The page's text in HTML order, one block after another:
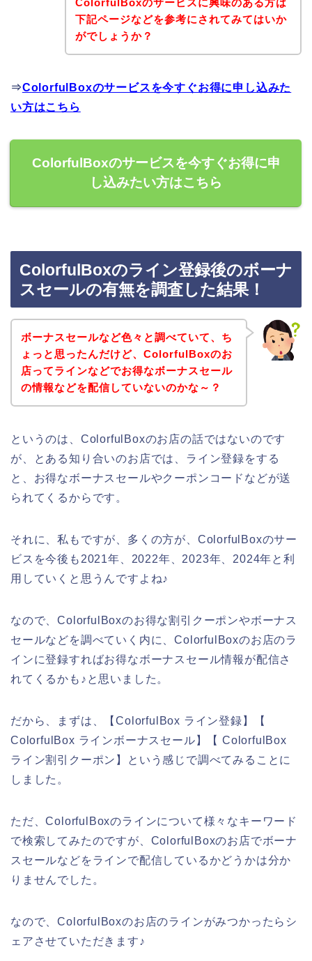
ColorfulBoxのサービスに興味のある方は
下記ページなどを参考にされてみてはいか
がでしょうか？
⇒ColorfulBoxのサービスを今すぐお得に申し込みた
い方はこちら
ColorfulBoxのサービスを今すぐお得に申
し込みたい方はこちら
ColorfulBoxのライン登録後のボーナ
スセールの有無を調査した結果！
ボーナスセールなど色々と調べていて、ち
ょっと思ったんだけど、ColorfulBoxのお
店ってラインなどでお得なボーナスセール
の情報などを配信していないのかな～？
というのは、ColorfulBoxのお店の話ではないのです
が、とある知り合いのお店では、ライン登録をする
と、お得なボーナスセールやクーポンコードなどが送
られてくるからです。
それに、私もですが、多くの方が、ColorfulBoxのサー
ビスを今後も2021年、2022年、2023年、2024年と利
用していくと思うんですよね♪
なので、ColorfulBoxのお得な割引クーポンやボーナス
セールなどを調べていく内に、ColorfulBoxのお店のラ
インに登録すればお得なボーナスセール情報が配信さ
れてくるかも♪と思いました。
だから、まずは、【ColorfulBox ライン登録】【
ColorfulBox ラインボーナスセール】【 ColorfulBox
ライン割引クーポン】という感じで調べてみることに
しました。
ただ、ColorfulBoxのラインについて様々なキーワード
で検索してみたのですが、ColorfulBoxのお店でボーナ
スセールなどをラインで配信しているかどうかは分か
りませんでした。
なので、ColorfulBoxのお店のラインがみつかったらシ
ェアさせていただきます♪